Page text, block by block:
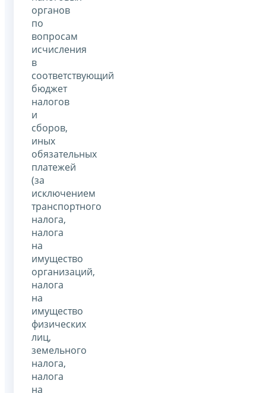
органов
по
вопросам
исчисления
в
соответствующий
бюджет
налогов
и
сборов,
иных
обязательных
платежей
(за
исключением
транспортного
налога,
налога
на
имущество
организаций,
налога
на
имущество
физических
лиц,
земельного
налога,
налога
на